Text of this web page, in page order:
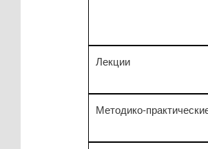
Лекции
Методико-